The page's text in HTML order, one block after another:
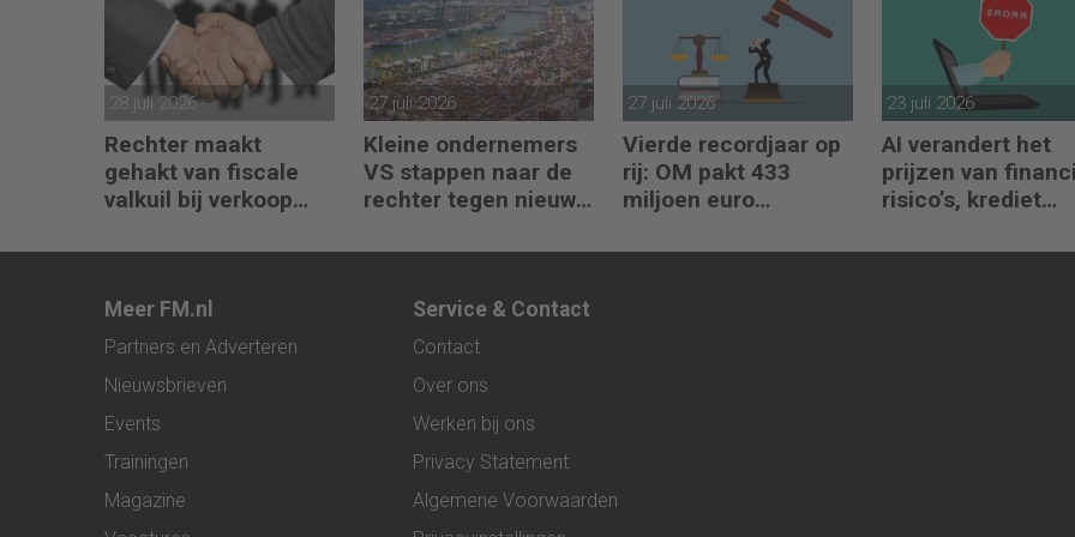
28 juli 2026
Rechter maakt
gehakt van fiscale
valkuil bij verkoop
oprichters
27 juli 2026
Kleine ondernemers
VS stappen naar de
rechter tegen nieuwe
27 juli 2026
Vierde recordjaar op
rij: OM pakt 433
miljoen euro
23 juli 2026
AI verandert het
prijzen van
risico’s, krediet
reacties op crises
Meer FM.nl
Partners en Adverteren
Nieuwsbrieven
Events
Trainingen
Magazine
Service & Contact
Contact
Over ons
Werken bij ons
Privacy Statement
Algemene Voorwaarden